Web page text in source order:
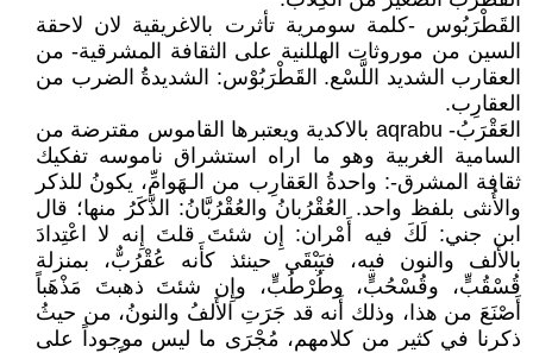
القَطْرَبُوس -كلمة سومرية تأثرت بالاغريقية لان لاحقة
السين من موروثات الهللنية على الثقافة المشرقية- من
العقارب الشديد اللَّسْع. القَطْرَبُوْس: الشديدةُ الضرب من
العقارِب.
العَقْرَبُ- aqrabu بالاكدية ويعتبرها القاموس مقترضة من
السامية الغربية وهو ما اراه استشراق ناموسه تفكيك
ثقافة المشرق-: واحدةُ العَقارِب من الـهَوامِّ، يكونُ للذكر
والأُنثى بلفظ واحد. العُقْرُبانُ والعُقْرُبَّانُ: الذَّكَرُ منها؛ قال
ابن جني: لَكَ فيه أَمْران: إِن شئتَ قلتَ إِنه لا اعْتِدادَ
بالأَلف والنون فيه، فيَبْقَى حينئذ كأَنه عُقْرُبٌّ، بمنزلة
قُسْقُبٍّ، وقُسْحُبٍّ، وطُرْطُبٍّ، وإِن شئتَ ذهبتَ مَذْهَباً
أَصْنَعَ من هذا، وذلك أَنه قد جَرَتِ الأَلفُ والنونُ، من حيثُ
ذكرنا في كثير من كلامهم، مُجْرَى ما ليس موجوداً على